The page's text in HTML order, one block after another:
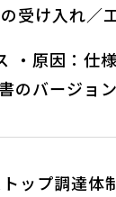
／工程集
・原因：仕
ョン管理
ップ調達体